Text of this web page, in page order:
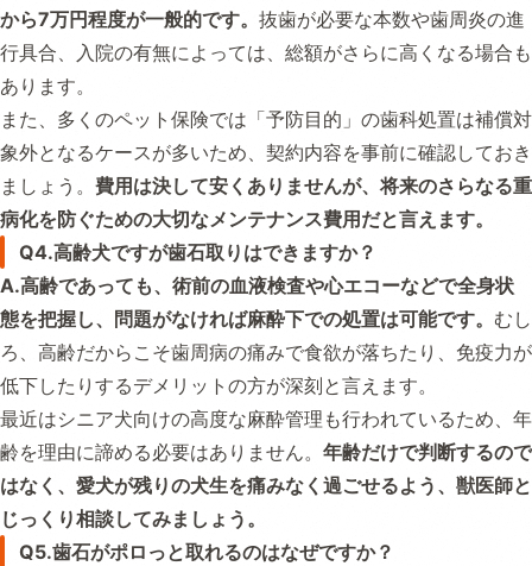
から7万円程度が一般的です。 抜歯が必要な本数や歯周炎の進
行具合、入院の有無によっては、総額がさらに高くなる場合も
あります。
また、多くのペット保険では「予防目的」の歯科処置は補償対
象外となるケースが多いため、契約内容を事前に確認しておき
ましょう。 費用は決して安くありませんが、将来のさらなる重
病化を防ぐための大切なメンテナンス費用だと言えます。
Q4.高齢犬ですが歯石取りはできますか？
A.高齢であっても、術前の血液検査や心エコーなどで全身状
態を把握し、問題がなければ麻酔下での処置は可能です。 むし
ろ、高齢だからこそ歯周病の痛みで食欲が落ちたり、免疫力が
低下したりするデメリットの方が深刻と言えます。
最近はシニア犬向けの高度な麻酔管理も行われているため、年
齢を理由に諦める必要はありません。 年齢だけで判断するので
はなく、愛犬が残りの犬生を痛みなく過ごせるよう、獣医師と
じっくり相談してみましょう。
Q5.歯石がポロっと取れるのはなぜですか？